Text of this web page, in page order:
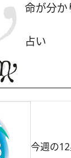
命が分か
占い
今週の